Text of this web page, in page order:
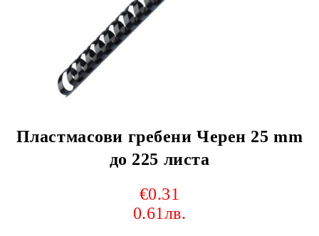
Пластмасови гребени Черен 25 mm
до 225 листа
€0.31
0.61лв.